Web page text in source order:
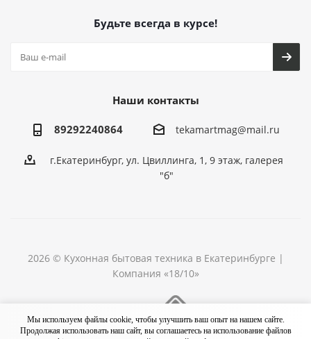
Будьте всегда в курсе!
Наши контакты
89292240864 tekamartmag@mail.ru
г.Екатеринбург, ул. Цвиллинга, 1, 9 этаж, галерея
"б"
2026 © Кухонная бытовая техника в Екатеринбурге |
Компания «18/10»
Мы используем файлы cookie, чтобы улучшить ваш опыт на нашем сайте.
Продолжая использовать наш сайт, вы соглашаетесь на использование файлов